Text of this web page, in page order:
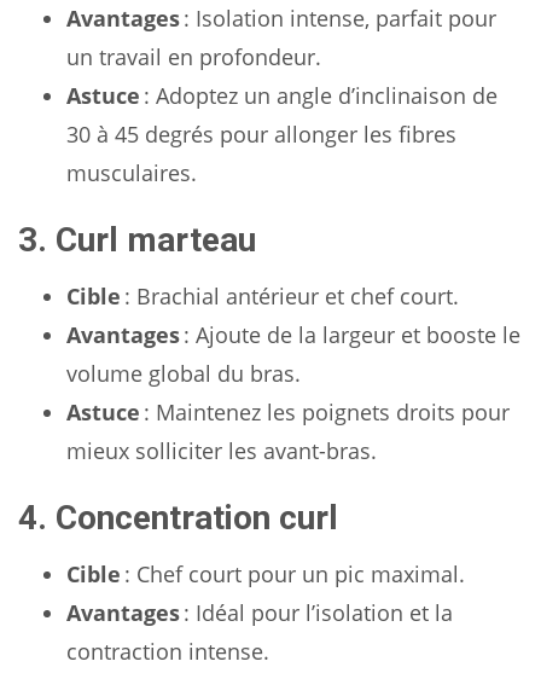
Avantages: Isolation intense, parfait pour
un travail en profondeur.
Astuce : Adoptez un angle d’inclinaison de
30 à 45 degrés pour allonger les fibres
musculaires.
3. Curl marteau
Cible : Brachial antérieur et chef court.
Avantages: Ajoute de la largeur et booste le
volume global du bras.
Astuce : Maintenez les poignets droits pour
mieux solliciter les avant-bras.
4. Concentration curl
Cible : Chef court pour un pic maximal.
Avantages: Idéal pour l’isolation et la
contraction intense.